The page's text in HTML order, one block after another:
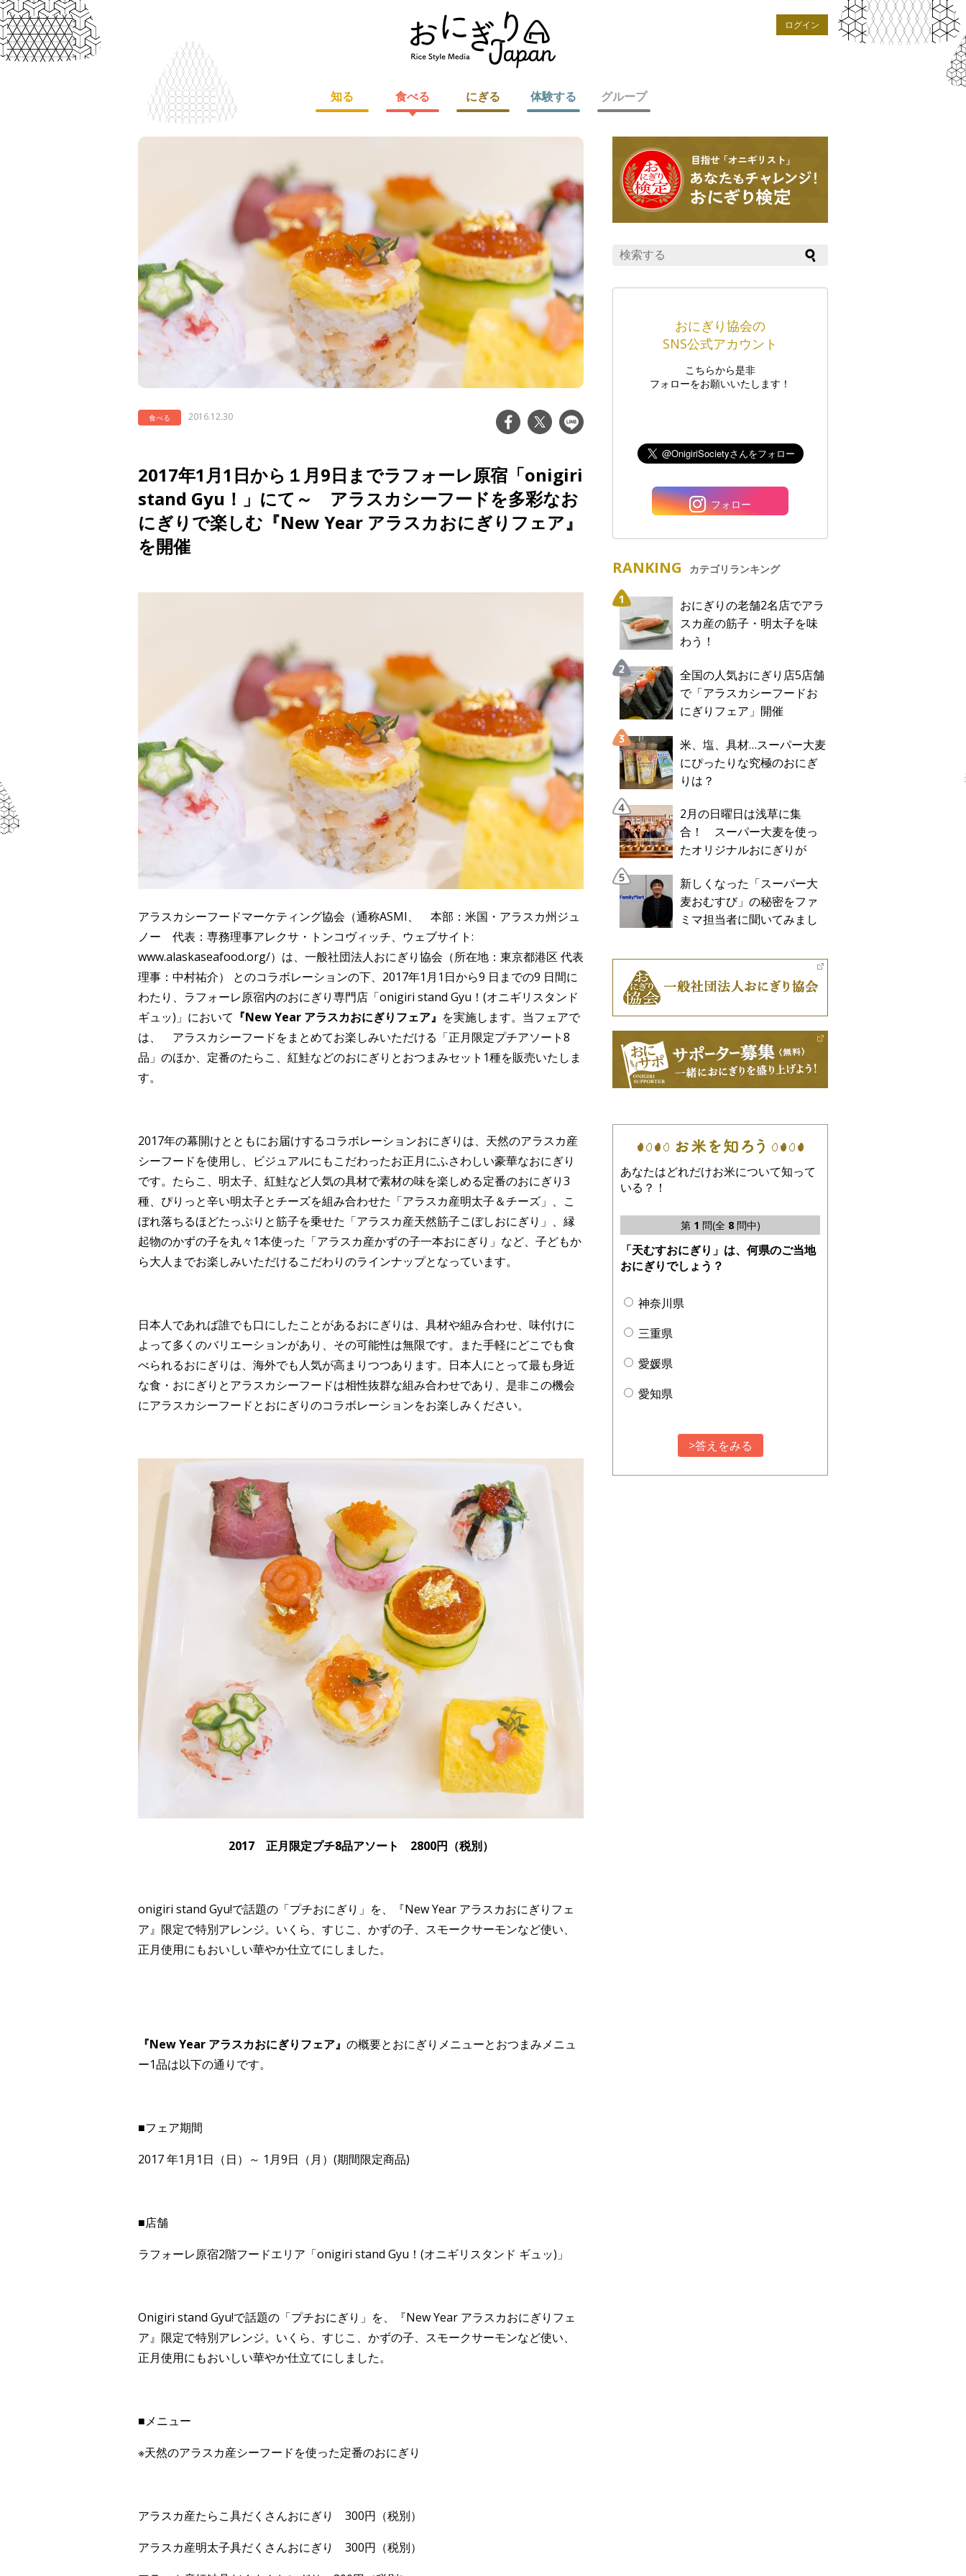
ログイン
知る 食べる にぎる 体験する グループ
食べる 2016.12.30
2017年1月1日から１月9日までラフォーレ原宿「onigiri
stand Gyu！」にて～ アラスカシーフードを多彩なお
にぎりで楽しむ『New Year アラスカおにぎりフェア』
を開催
アラスカシーフードマーケティング協会（通称ASMI、 本部：米国・アラスカ州ジュ
ノー 代表：専務理事アレクサ・トンコヴィッチ、ウェブサイト:
www.alaskaseafood.org/）は、一般社団法人おにぎり協会（所在地：東京都港区 代表
理事：中村祐介） とのコラボレーションの下、2017年1月1日から9 日までの9 日間に
わたり、ラフォーレ原宿内のおにぎり専門店「onigiri stand Gyu！(オニギリスタンド
ギュッ)」において 『New Year アラスカおにぎりフェア』 を実施します。当フェアで
は、 アラスカシーフードをまとめてお楽しみいただける「正月限定プチアソート8
品」のほか、定番のたらこ、紅鮭などのおにぎりとおつまみセット1種を販売いたしま
す。
2017年の幕開けとともにお届けするコラボレーションおにぎりは、天然のアラスカ産
シーフードを使用し、ビジュアルにもこだわったお正月にふさわしい豪華なおにぎり
です。たらこ、明太子、紅鮭など人気の具材で素材の味を楽しめる定番のおにぎり3
種、ぴりっと辛い明太子とチーズを組み合わせた「アラスカ産明太子＆チーズ」、こ
ぼれ落ちるほどたっぷりと筋子を乗せた「アラスカ産天然筋子こぼしおにぎり」、縁
起物のかずの子を丸々1本使った「アラスカ産かずの子一本おにぎり」など、子どもか
ら大人までお楽しみいただけるこだわりのラインナップとなっています。
日本人であれば誰でも口にしたことがあるおにぎりは、具材や組み合わせ、味付けに
よって多くのバリエーションがあり、その可能性は無限です。また手軽にどこでも食
べられるおにぎりは、海外でも人気が高まりつつあります。日本人にとって最も身近
な食・おにぎりとアラスカシーフードは相性抜群な組み合わせであり、是非この機会
にアラスカシーフードとおにぎりのコラボレーションをお楽しみください。
2017 正月限定プチ8品アソート 2800円（税別）
onigiri stand Gyu!で話題の「プチおにぎり」を、『New Year アラスカおにぎりフェ
ア』限定で特別アレンジ。いくら、すじこ、かずの子、スモークサーモンなど使い、
正月使用にもおいしい華やか仕立てにしました。
『New Year アラスカおにぎりフェア』 の概要とおにぎりメニューとおつまみメニュ
ー1品は以下の通りです。
■フェア期間
2017 年1月1日（日）～ 1月9日（月）(期間限定商品)
■店舗
ラフォーレ原宿2階フードエリア「onigiri stand Gyu！(オニギリスタンド ギュッ)」
Onigiri stand Gyu!で話題の「プチおにぎり」を、『New Year アラスカおにぎりフェ
ア』限定で特別アレンジ。いくら、すじこ、かずの子、スモークサーモンなど使い、
正月使用にもおいしい華やか仕立てにしました。
■メニュー
※天然のアラスカ産シーフードを使った定番のおにぎり
アラスカ産たらこ具だくさんおにぎり 300円（税別）
アラスカ産明太子具だくさんおにぎり 300円（税別）
おにぎり協会の
SNS公式アカウント
こちらから是非
フォローをお願いいたします！
フォロー
RANKING カテゴリランキング
おにぎりの老舗2名店でアラ
スカ産の筋子・明太子を味
わう！
全国の人気おにぎり店5店舗
で「アラスカシーフードお
にぎりフェア」開催
米、塩、具材…スーパー大麦
にぴったりな究極のおにぎ
りは？
2月の日曜日は浅草に集
合！ スーパー大麦を使っ
たオリジナルおにぎりが
間限定で登場！
新しくなった「スーパー大
麦おむすび」の秘密をファ
ミマ担当者に聞いてみまし
あなたはどれだけお米について知って
いる？！
第 1 問(全 8問中)
「天むすおにぎり」は、何県のご当地
おにぎりでしょう？
神奈川県
三重県
愛媛県
愛知県
>答えをみる